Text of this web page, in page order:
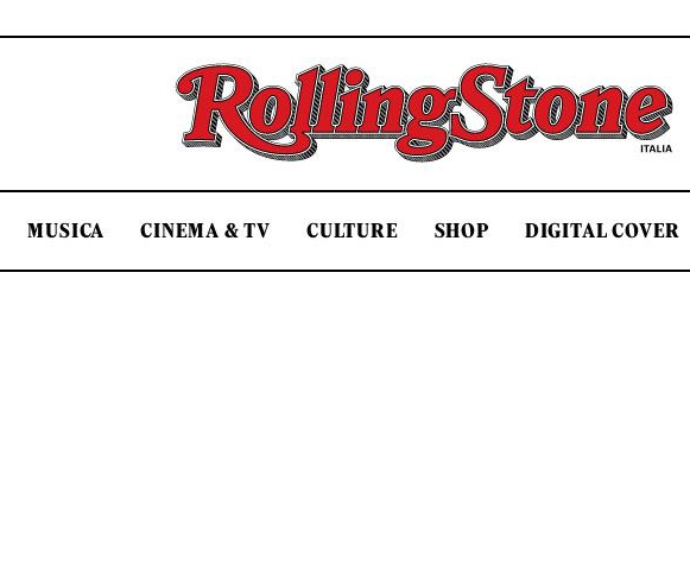
Rolling Stone Italia
MUSICA CINEMA & TV CULTURE SHOP DIGITAL COVER